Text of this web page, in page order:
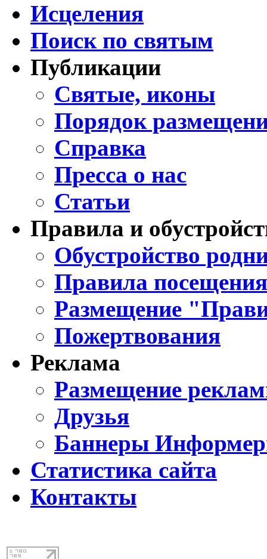
Исцеления
Поиск по святым
Публикации
Святые, иконы
Порядок
Справка
Пресса о нас
Статьи
Правила и
Обустройство
Правила
Размещение
Пожертвования
Реклама
Размещение
Друзья
Баннеры
Статистика сайта
Контакты